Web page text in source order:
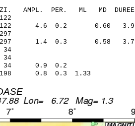
AZI. AMPL. PER. ML MD DUREE
122 4.6 0.2 0.60 3.9
297 1.4 0.3 0.58 3.7
34 0.9 0.2
198 0.8 0.3 1.33